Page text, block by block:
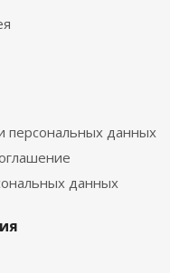
персональных данных
данных